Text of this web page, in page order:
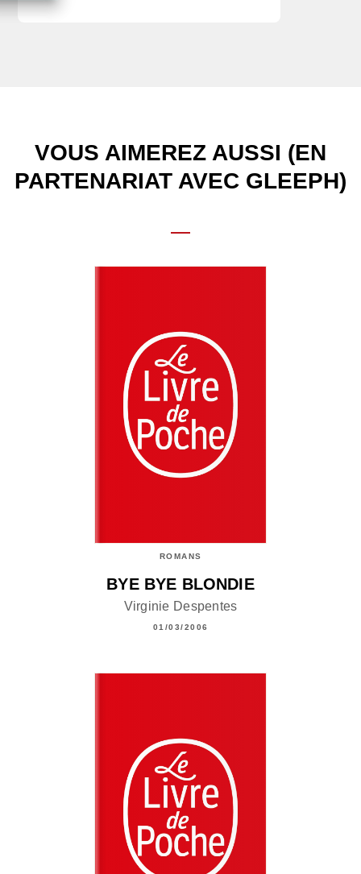
VOUS AIMEREZ AUSSI (EN
PARTENARIAT AVEC GLEEPH)
ROMANS
BYE BYE BLONDIE
Virginie Despentes
01/03/2006